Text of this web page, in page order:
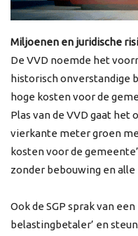
Miljoenen en juridische
De VVD noemde het
historisch onverstandige
hoge kosten voor de
Plas van de VVD gaat het
vierkante meter groen
kosten voor de
zonder bebouwing en
Ook de SGP sprak van
belastingbetaler’ en